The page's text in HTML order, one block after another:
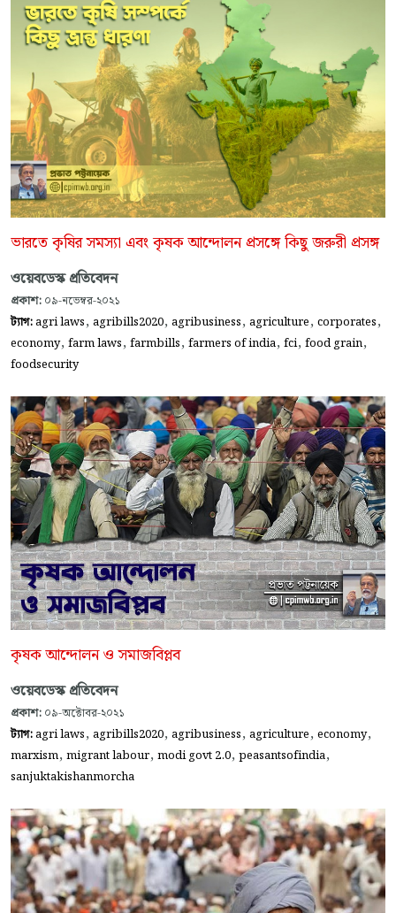
ভারতে কৃষির সমস্যা এবং কৃষক আন্দোলন প্রসঙ্গে কিছু জরুরী প্রসঙ্গ
ওয়েবডেস্ক প্রতিবেদন
প্রকাশ: ০৯-নভেম্বর-২০২১
ট্যাগ:agri laws, agribills2020, agribusiness, agriculture, corporates,
economy, farm laws, farmbills, farmers of india, fci, food grain,
foodsecurity
কৃষক আন্দোলন ও সমাজবিপ্লব
ওয়েবডেস্ক প্রতিবেদন
প্রকাশ: ০৯-অক্টোবর-২০২১
ট্যাগ:agri laws, agribills2020, agribusiness, agriculture, economy,
marxism, migrant labour, modi govt 2.0, peasantsofindia,
sanjuktakishanmorcha